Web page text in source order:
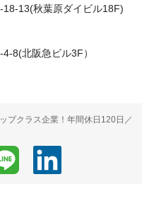
13(秋葉原ダイビル18F)
8(北阪急ビル3F）
プクラス企業！年間休日120日／